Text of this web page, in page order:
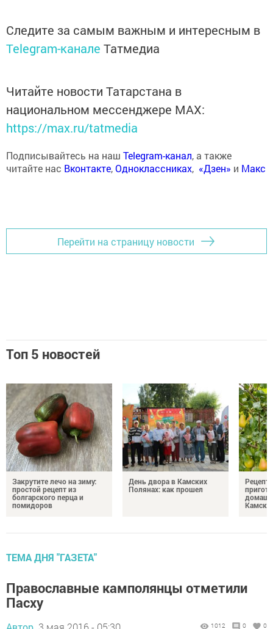
Следите за самым важным и интересным в
Telegram-канале Татмедиа
Читайте новости Татарстана в
национальном мессенджере MАХ:
https://max.ru/tatmedia
Подписывайтесь на наш Telegram-канал, а также
читайте нас Вконтакте,Одноклассниках, «Дзен» и Макс
Перейти на страницу новости
Топ 5 новостей
Закрутите лечо на зиму:
простой рецепт из
болгарского перца и
помидоров
День двора в Камских
Полянах: как прошел
ТЕМА ДНЯ "ГАЗЕТА"
Православные камполянцы отметили
Пасху
1012 0 0